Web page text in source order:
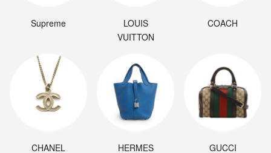
Supreme
LOUIS
VUITTON
COACH
CHANEL HERMES GUCCI